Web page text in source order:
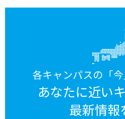
各キャンパスの「
あなたに近い
最新情報